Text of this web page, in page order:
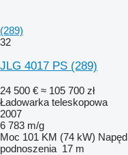
(289)
32
JLG 4017 PS (289)
24 500 € ≈ 105 700 zł
Ładowarka teleskopowa
2007
6 783 m/g
Moc 101 KM (74 kW) Napęd
podnoszenia 17 m